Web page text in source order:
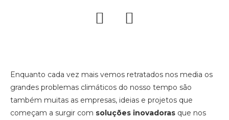
Enquanto cada vez mais vemos retratados nos media os
grandes problemas climáticos do nosso tempo são
também muitas as empresas, ideias e projetos que
começam a surgir com soluções inovadoras que nos